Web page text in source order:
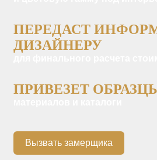
ПЕРЕДАСТ
ДИЗАЙНЕРУ
ПРИВЕЗЕТ
Вызвать замерщика